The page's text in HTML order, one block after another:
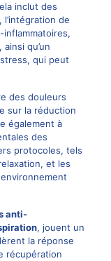
inclut des
de
, ainsi qu’un
qui peut
des douleurs
sur la réduction
également à
des
protocoles, tels
et les
anti-
, jouent un
la réponse
récupération